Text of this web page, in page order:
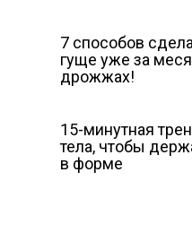
7 способов
гуще уже за
дрожжах!
15-минутная
тела, чтобы
в форме